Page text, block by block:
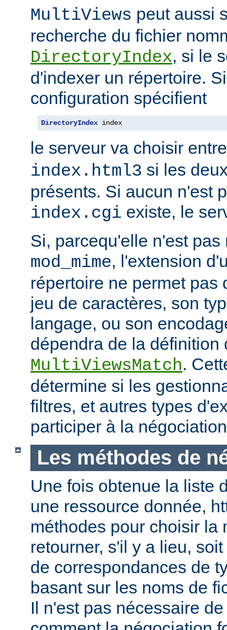
MultiViews peut aussi
recherche du fichier
DirectoryIndex, si le
d'indexer un répertoire.
configuration spécifient
DirectoryIndex index
le serveur va choisir
index.html3 si les
présents. Si aucun n'est
index.cgi existe, le
Si, parcequ'elle n'est pas
mod_mime, l'extension
répertoire ne permet pas
jeu de caractères, son
langage, ou son
dépendra de la définition
MultiViewsMatch.
détermine si les
filtres, et autres types
participer à la
Les méthodes de
Une fois obtenue la liste
une ressource donnée,
méthodes pour choisir la
retourner, s'il y a lieu,
de correspondances de
basant sur les noms de
Il n'est pas nécessaire